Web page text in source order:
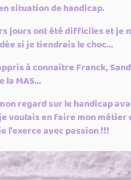
situation de handicap.
jours ont été difficiles et je
si je tiendrais le choc…
à connaitre Franck,
la MAS…
regard sur le handicap
voulais en faire mon métier
l’exerce avec passion !!!